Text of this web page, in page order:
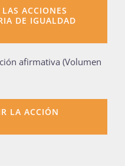
ACCIONES
DE IGUALDAD
afirmativa (Volumen
LA ACCIÓN